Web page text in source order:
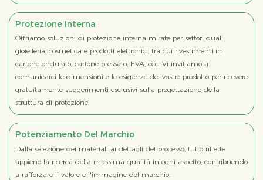
Protezione Interna
Offriamo soluzioni di protezione interna mirate per settori quali
gioielleria, cosmetica e prodotti elettronici, tra cui rivestimenti in
cartone ondulato, cartone pressato, EVA, ecc. Vi invitiamo a
comunicarci le dimensioni e le esigenze del vostro prodotto per ricevere
gratuitamente suggerimenti esclusivi sulla progettazione della
struttura di protezione!
Potenziamento Del Marchio
Dalla selezione dei materiali ai dettagli del processo, tutto riflette
appieno la ricerca della massima qualità in ogni aspetto, contribuendo
a rafforzare il valore e l'immagine del marchio.